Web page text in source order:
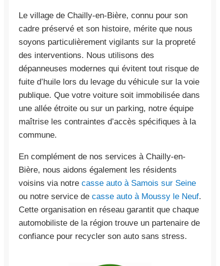
Le village de Chailly-en-Bière, connu pour son
cadre préservé et son histoire, mérite que nous
soyons particulièrement vigilants sur la propreté
des interventions. Nous utilisons des
dépanneuses modernes qui évitent tout risque de
fuite d’huile lors du levage du véhicule sur la voie
publique. Que votre voiture soit immobilisée dans
une allée étroite ou sur un parking, notre équipe
maîtrise les contraintes d’accès spécifiques à la
commune.
En complément de nos services à Chailly-en-
Bière, nous aidons également les résidents
voisins via notre casse auto à Samois sur Seine
ou notre service de casse auto à Moussy le Neuf.
Cette organisation en réseau garantit que chaque
automobiliste de la région trouve un partenaire de
confiance pour recycler son auto sans stress.